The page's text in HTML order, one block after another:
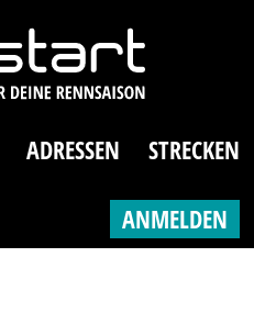
ADRESSEN STRECKEN
ANMELDEN